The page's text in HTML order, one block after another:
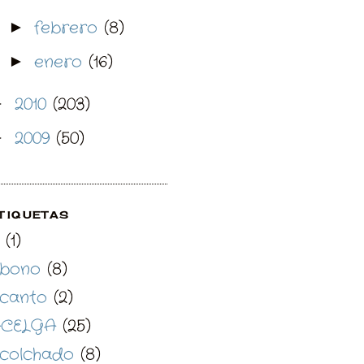
► febrero (8)
► enero (16)
2010 (203)
2009 (50)
(1)
(8)
(2)
(25)
(8)